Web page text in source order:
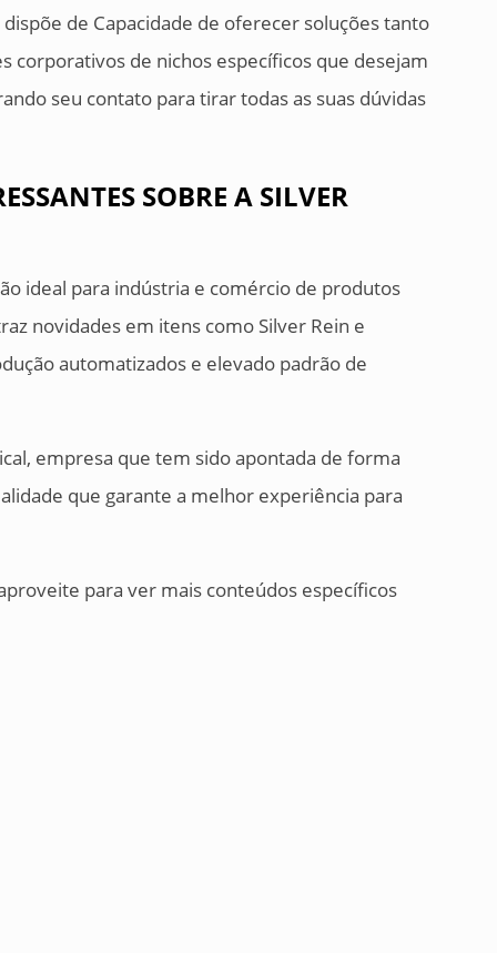
de Capacidade de oferecer soluções tanto
corporativos de nichos específicos que desejam
seu contato para tirar todas as suas dúvidas
SOBRE A SILVER
ideal para indústria e comércio de produtos
novidades em itens como Silver Rein e
automatizados e elevado padrão de
empresa que tem sido apontada de forma
que garante a melhor experiência para
para ver mais conteúdos específicos